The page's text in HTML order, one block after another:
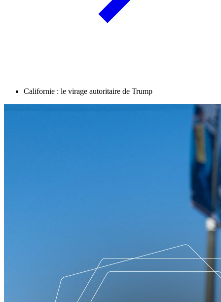
Californie : le virage autoritaire de Trump